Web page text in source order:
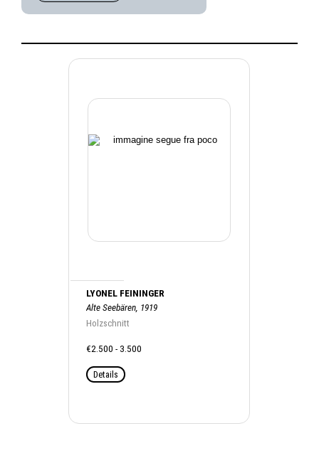
LYONEL FEININGER
Alte Seebären, 1919
Holzschnitt
€2.500 - 3.500
Details